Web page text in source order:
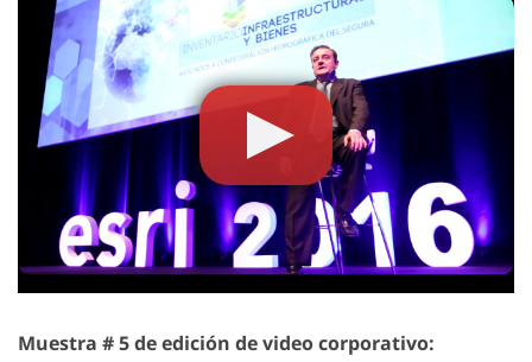
Muestra # 5 de edición de video corporativo: